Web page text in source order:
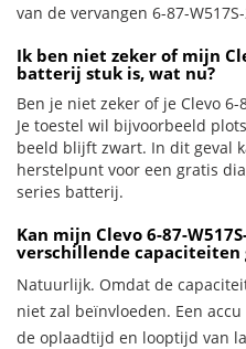
van de vervangen 6-87-
Ik ben niet zeker of mijn
batterij stuk is, wat nu?
Ben je niet zeker of je Clevo
Je toestel wil bijvoorbeeld
beeld blijft zwart. In dit geval
herstelpunt voor een gratis
series batterij.
Kan mijn Clevo 6-87-
verschillende capaciteiten
Natuurlijk. Omdat de
niet zal beïnvloeden. Een
de oplaadtijd en looptijd van